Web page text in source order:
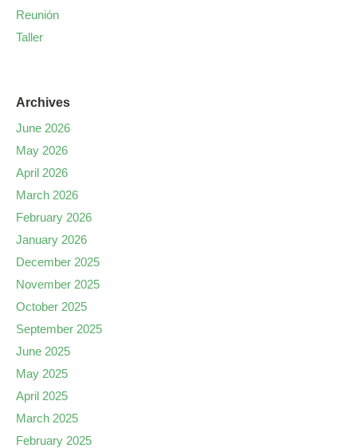
Reunión
Taller
Archives
June 2026
May 2026
April 2026
March 2026
February 2026
January 2026
December 2025
November 2025
October 2025
September 2025
June 2025
May 2025
April 2025
March 2025
February 2025